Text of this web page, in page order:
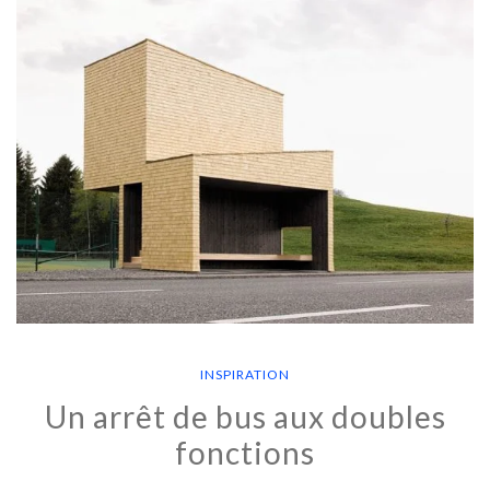
INSPIRATION
Un arrêt de bus aux doubles
fonctions